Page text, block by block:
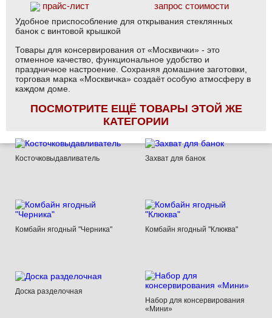
прайс-лист запрос стоимости
Удобное приспособление для открывания стеклянных
банок с винтовой крышкой
Товары для консервирования от «Москвички» - это
отменное качество, функциональное удобство и
праздничное настроение. Сохраняя домашние заготовки,
торговая марка «Москвичка» создаёт особую атмосферу в
каждом доме.
ПОСМОТРИТЕ ЕЩЁ ТОВАРЫ ЭТОЙ ЖЕ
КАТЕГОРИИ
Косточковыдавливатель Захват для банок
Комбайн ягодный "Черника" Комбайн ягодный "Клюква"
Доска разделочная
Набор для консервирования
«Мини»